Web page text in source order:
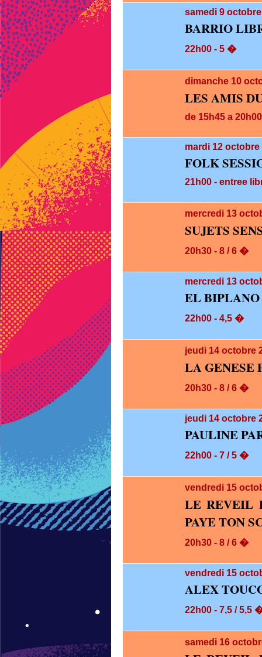
samedi 9
BARRIO
22h00 - 5 �
dimanche 10
LES AMIS
de 15h45 a
mardi 12 octobre
FOLK
21h00 - entree
mercredi 13
SUJETS
20h30 - 8 / 6 �
mercredi 13
EL
22h00 - 4,5 �
jeudi 14 octobre
LA GENESE
20h30 - 8 / 6 �
jeudi 14 octobre
PAULINE
22h00 - 7 / 5 �
vendredi 15
LE REVEIL
PAYE TON
20h30 - 8 / 6 �
vendredi 15
ALEX
22h00 - 7,5 / 5,5
samedi 16